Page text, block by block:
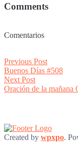
Comments
Comentarios
Post
navigation
Previous PostPrevious
post:
Buenos Días #508
Next PostNext
post:
Oración de la mañana
Created by wpxpo.